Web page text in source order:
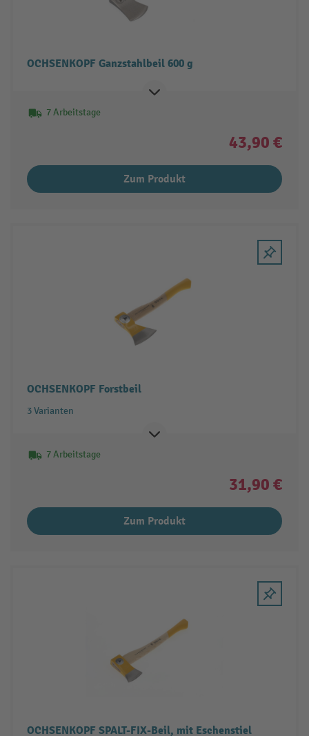
OCHSENKOPF Ganzstahlbeil 600 g
7 Arbeitstage
43,90 €
Zum Produkt
OCHSENKOPF Forstbeil
3 Varianten
7 Arbeitstage
31,90 €
Zum Produkt
OCHSENKOPF SPALT-FIX-Beil, mit Eschenstiel